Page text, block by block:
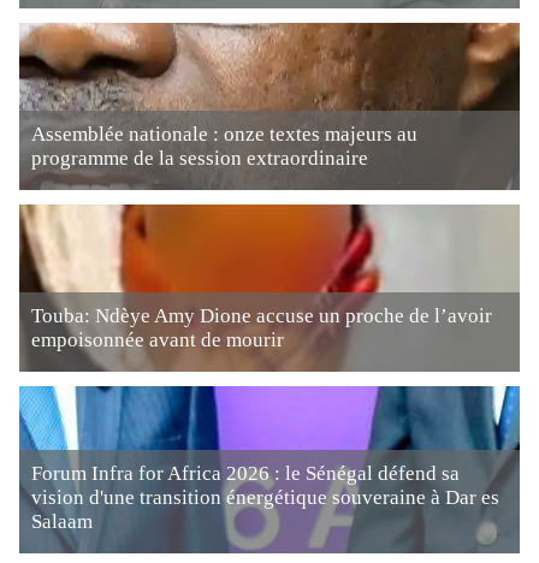
Assemblée nationale : onze textes majeurs au
programme de la session extraordinaire
Touba: Ndèye Amy Dione accuse un proche de l’avoir
empoisonnée avant de mourir
Forum Infra for Africa 2026 : le Sénégal défend sa
vision d'une transition énergétique souveraine à Dar es
Salaam